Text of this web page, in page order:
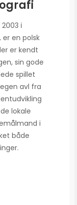
i
er en polsk
er kendt
sin gode
spillet
avl fra
lokale
i
både